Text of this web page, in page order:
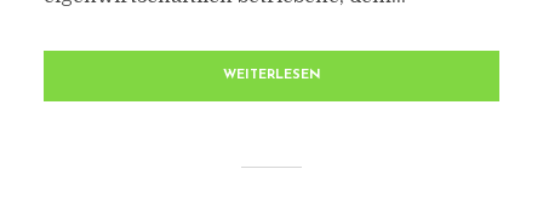
WEITERLESEN